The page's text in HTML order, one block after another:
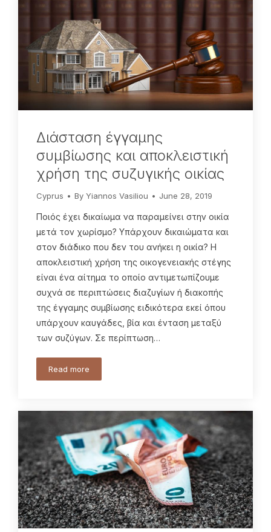
Διάσταση έγγαμης
συμβίωσης και αποκλειστική
χρήση της συζυγικής οικίας
Cyprus By Yiannos Vasiliou June 28, 2019
Ποιός έχει δικαίωμα να παραμείνει στην οικία
μετά τον χωρίσμο? Υπάρχουν δικαιώματα και
στον διάδικο που δεν του ανήκει η οικία? Η
αποκλειστική χρήση της οικογενειακής στέγης
είναι ένα αίτημα το οποίο αντιμετωπίζουμε
συχνά σε περιπτώσεις διαζυγίων ή διακοπής
της έγγαμης συμβίωσης ειδικότερα εκεί όπου
υπάρχουν καυγάδες, βία και ένταση μεταξύ
των συζύγων. Σε περίπτωση…
Read more